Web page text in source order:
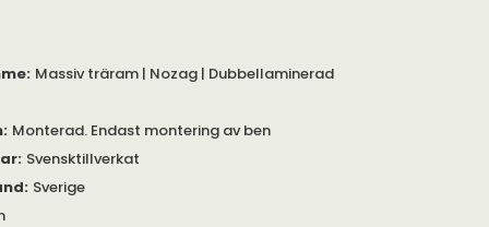
: Massiv träram | Nozag | Dubbellaminerad
: Monterad. Endast montering av ben
: Svensktillverkat
: Sverige